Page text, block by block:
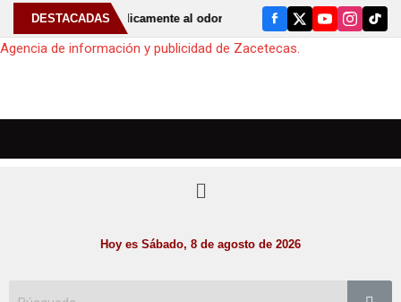
DESTACADAS
⚠️ Acudir periódicamente al odontólogo puede ayudar a detectar el
Agencia de información y publicidad de Zacetecas.
Hoy es Sábado, 8 de agosto de 2026